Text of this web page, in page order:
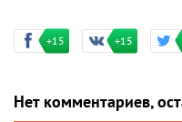
+15 +15
Нет комментариев,